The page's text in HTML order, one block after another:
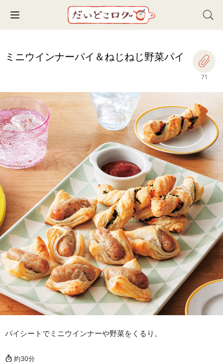
Toggle navigation
ミニウインナーパイ＆ねじねじ野菜パイ
71
パイシートでミニウインナーや野菜をくるり。
約30分